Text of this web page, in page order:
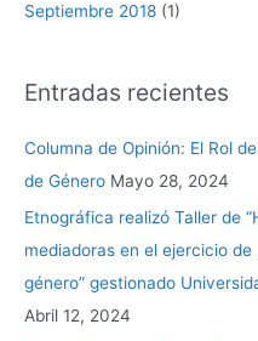
Septiembre 2018 (1)
Entradas recientes
Columna de Opinión: El Rol
de Género Mayo 28, 2024
Etnográfica realizó Taller de
mediadoras en el ejercicio
género” gestionado
Abril 12, 2024